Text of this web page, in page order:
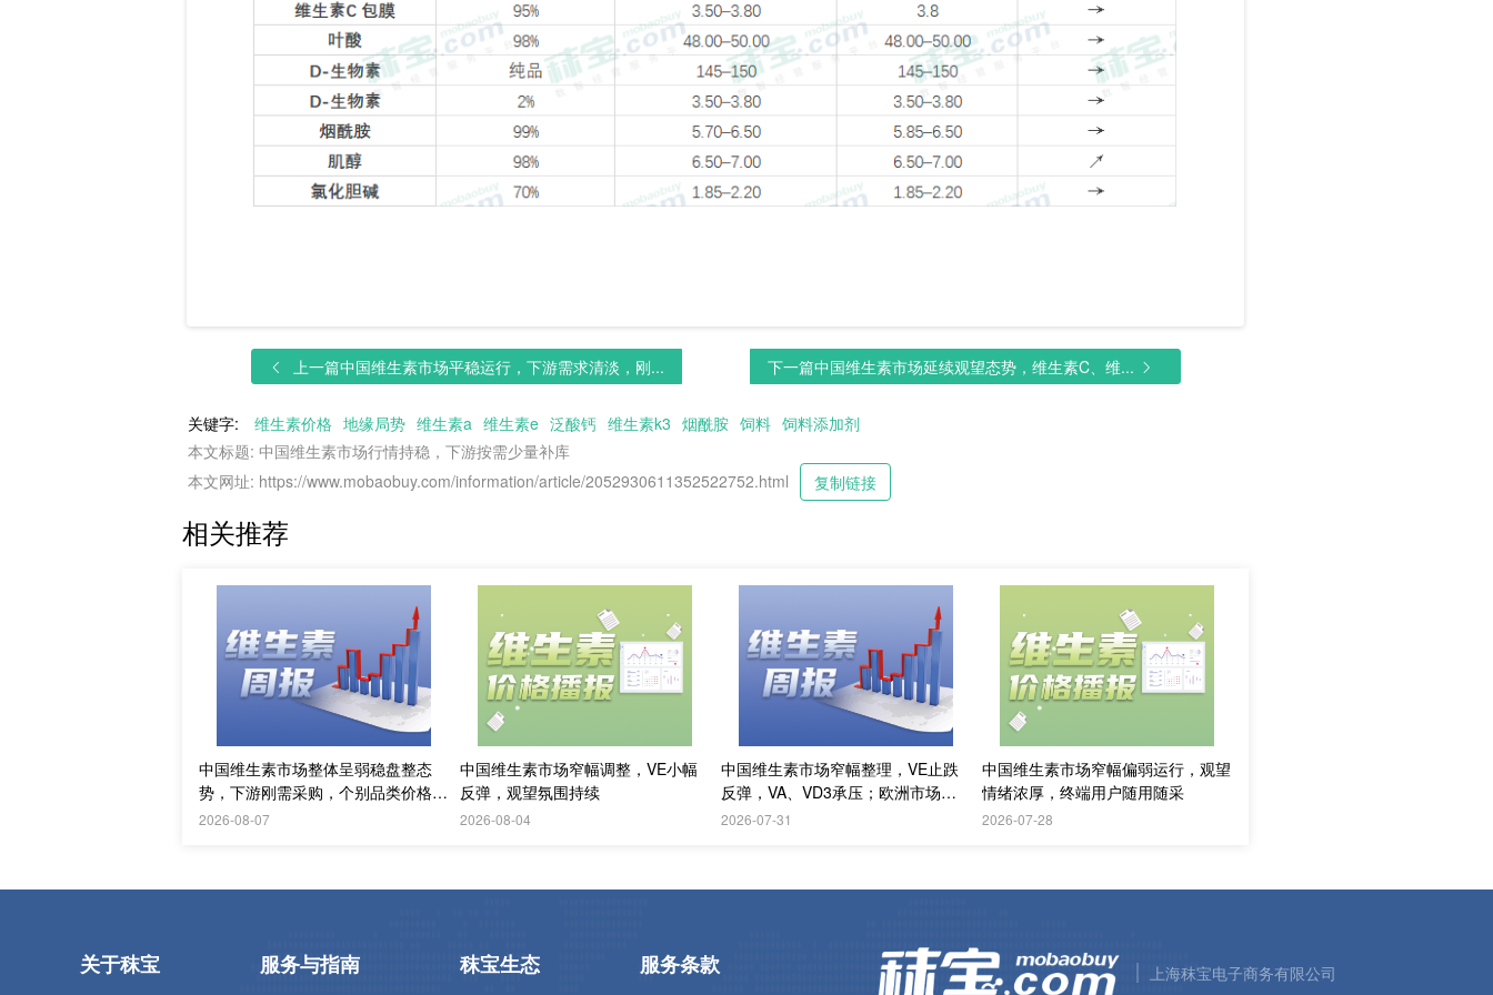
上一篇中国维生素市场平稳运行，下游需求清淡，刚... 下一篇中国维生素市场延续观望态势，维生素C、维...
关键字: 维生素价格 地缘局势 维生素a 维生素e 泛酸钙 维生素k3 烟酰胺 饲料 饲料添加剂
本文标题: 中国维生素市场行情持稳，下游按需少量补库
本文网址: https://www.mobaobuy.com/information/article/2052930611352522752.html
复制链接
相关推荐
中国维生素市场整体呈弱稳盘整态
势，下游刚需采购，个别品类价格止
跌；欧洲释放需求
2026-08-07
中国维生素市场窄幅调整，VE小幅
反弹，观望氛围持续
2026-08-04
中国维生素市场窄幅整理，VE止跌
反弹，VA、VD3承压；欧洲市场阴
跌
2026-07-31
中国维生素市场窄幅偏弱运行，观望
情绪浓厚，终端用户随用随采
2026-07-28
关于秣宝 服务与指南 秣宝生态 服务条款 上海秣宝电子商务有限公司